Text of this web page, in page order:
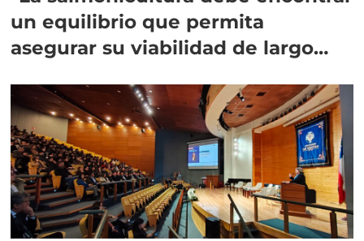
un equilibrio que permita
asegurar su viabilidad de largo